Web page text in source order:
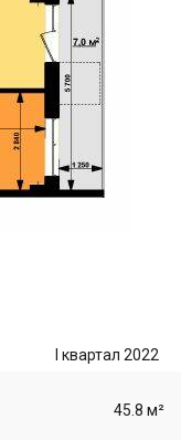
I квартал 2022
45.8 м²